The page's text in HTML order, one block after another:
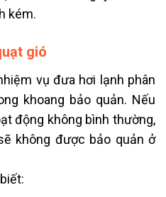
kém.
gió
vụ đưa hơi lạnh phân
khoang bảo quản. Nếu
động không bình thường,
không được bảo quản ở